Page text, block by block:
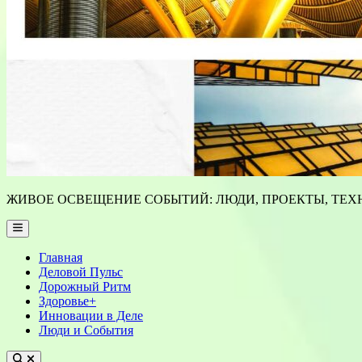
ЖИВОЕ ОСВЕЩЕНИЕ СОБЫТИЙ: ЛЮДИ, ПРОЕКТЫ,
Main
Menu
Главная
Деловой Пульс
Дорожный Ритм
Здоровье+
Инновации в Деле
Люди и События